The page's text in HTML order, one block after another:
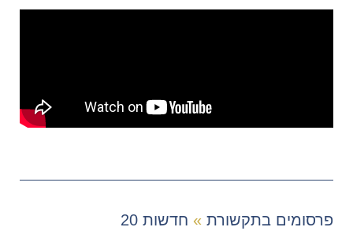
פרסומים בתקשורת » חדשות 20